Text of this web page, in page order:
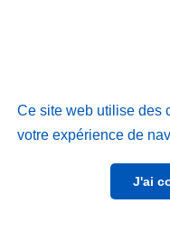
Ce site web utilise des
votre expérience de
J'ai